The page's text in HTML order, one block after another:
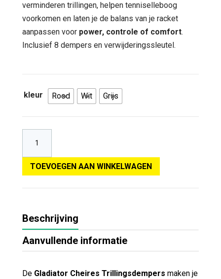
verminderen trillingen, helpen tenniselleboog
voorkomen en laten je de balans van je racket
aanpassen voor power, controle of comfort.
Inclusief 8 dempers en verwijderingssleutel.
kleur Rood Wit Grijs
TOEVOEGEN AAN WINKELWAGEN
Beschrijving
Aanvullende informatie
De Gladiator Cheires Trillingsdempers maken je